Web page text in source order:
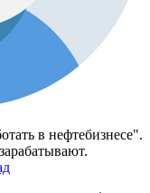
в нефтебизнесе".